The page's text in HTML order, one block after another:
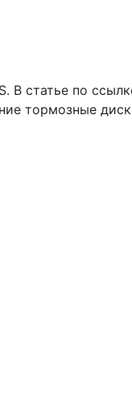
В статье по
тормозные